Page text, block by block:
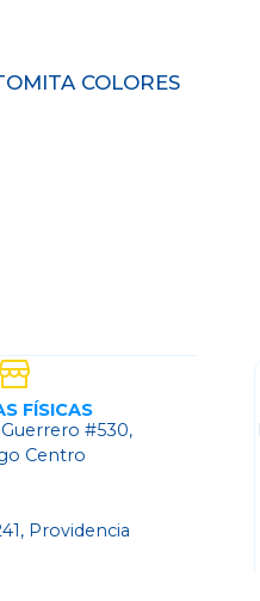
COLORES
FÍSICAS
#530,
Centro
Providencia